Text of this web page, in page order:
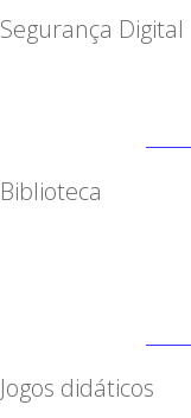
Segurança Digital
Biblioteca
Jogos didáticos